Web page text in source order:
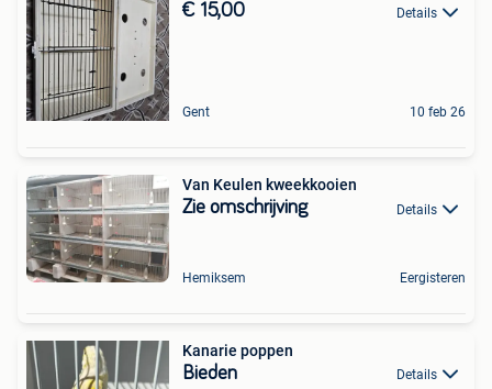
€ 15,00 Details
Gent 10 feb 26
Van Keulen kweekkooien
Zie omschrijving Details
Hemiksem Eergisteren
Kanarie poppen
Bieden Details